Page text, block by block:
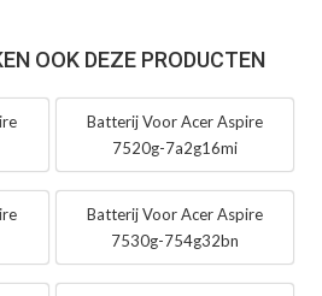
OOK DEZE PRODUCTEN
Batterij Voor Acer Aspire
7520g-7a2g16mi
Batterij Voor Acer Aspire
7530g-754g32bn